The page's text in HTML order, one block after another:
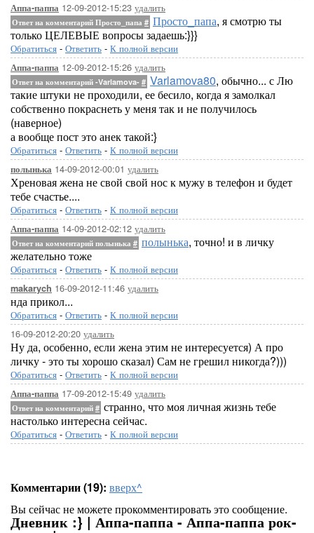
Аппа-паппа 12-09-2012-15:23 удалить
Ответ на комментарий Просто_папа # Просто_папа, я смотрю ты
только ЦЕЛЕВЫЕ вопросы задаешь:}}}
Обратиться - Ответить - К полной версии
Аппа-паппа 12-09-2012-15:26 удалить
Ответ на комментарий -Varlamova- # Varlamova80, обычно... с Лю
такие штуки не проходили, ее бесило, когда я замолкал
собственно покраснеть у меня так и не получилось
(наверное)
а вообще пост это анек такой:}
Обратиться - Ответить - К полной версии
полынька 14-09-2012-00:01 удалить
Хреновая жена не свой свой нос к мужу в телефон и будет
тебе счастье....
Обратиться - Ответить - К полной версии
Аппа-паппа 14-09-2012-02:12 удалить
Ответ на комментарий полынька # полынька, точно! и в личку
желательно тоже
Обратиться - Ответить - К полной версии
makarych 16-09-2012-11:46 удалить
нда прикол...
Обратиться - Ответить - К полной версии
16-09-2012-20:20 удалить
Ну да, особенно, если жена этим не интересуется) А про
личку - это ты хорошо сказал) Сам не грешил никогда?)))
Обратиться - Ответить - К полной версии
Аппа-паппа 17-09-2012-15:49 удалить
Ответ на комментарий # странно, что моя личная жизнь тебе
настолько интересна сейчас.
Обратиться - Ответить - К полной версии
Комментарии (19): вверх^
Вы сейчас не можете прокомментировать это сообщение.
Дневник :} | Аппа-паппа - Аппа-паппа рок-